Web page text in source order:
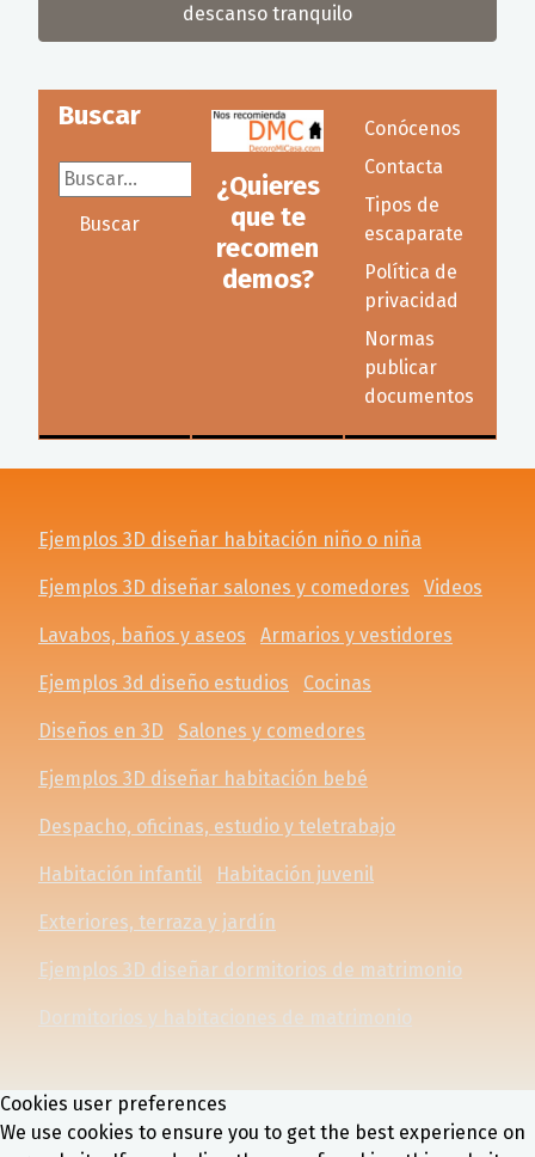
descanso tranquilo
Buscar
Buscar...
Buscar
¿Quieres
que te
recomen
demos?
Conócenos
Contacta
Tipos de
escaparate
Política de
privacidad
Normas
publicar
documentos
Ejemplos 3D diseñar habitación niño o niña
Ejemplos 3D diseñar salones y comedores Videos
Lavabos, baños y aseos Armarios y vestidores
Ejemplos 3d diseño estudios Cocinas
Diseños en 3D Salones y comedores
Ejemplos 3D diseñar habitación bebé
Despacho, oficinas, estudio y teletrabajo
Habitación infantil Habitación juvenil
Exteriores, terraza y jardín
Ejemplos 3D diseñar dormitorios de matrimonio
Dormitorios y habitaciones de matrimonio
Cookies user preferences
We use cookies to ensure you to get the best experience on